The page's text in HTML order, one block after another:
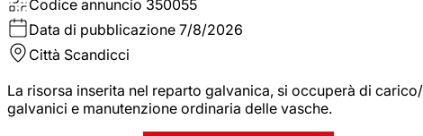
Codice annuncio 350055
Data di pubblicazione 7/8/2026
Città Scandicci
La risorsa inserita nel reparto galvanica, si occuperà di
galvanici e manutenzione ordinaria delle vasche.